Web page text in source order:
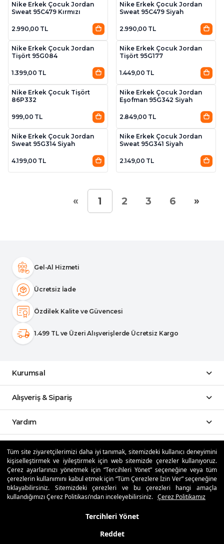
Tüm site ziyaretçilerimizi daha iyi tanımak, sitemizdeki kullanıcı deneyimini
kişiselleştirmek ve iyileştirmek için web sitemizde çerezler kullanıyoruz.
Çerez ayarlarınızı yönetmek için “Tercihleri Yönet” seçeneğine veya tüm
çerezlerin kullanımını kabul etmek için “Tüm Çerezlere İzin Ver” seçeneğine
tıklayabilirsiniz. Sitemizdeki çerezleri ve bu çerezleri hangi amaçla
kullandığımızı Çerez Politikası’ndan inceleyebilirsiniz. Çerez Politikamız
Tercihleri Yönet
Reddet
Nike Erkek Çocuk Jordan
Sweat 95C479 Kırmızı
2.990,00 TL
Nike Erkek Çocuk Jordan
Sweat 95C479 Siyah
2.990,00 TL
2
Nike Erkek Çocuk Jordan
Tişört 95G084
1.399,00 TL
Nike Erkek Çocuk Jordan
Tişört 95G177
1.449,00 TL
2
Nike Erkek Çocuk Tişört
86P332
999,00 TL
2
Nike Erkek Çocuk Jordan
Eşofman 95G342 Siyah
2.849,00 TL
2
Nike Erkek Çocuk Jordan
Sweat 95G314 Siyah
4.199,00 TL
2
Nike Erkek Çocuk Jordan
Sweat 95G341 Siyah
2.149,00 TL
« 1 2 3 6 »
Gel-Al Hizmeti
Ücretsiz İade
Özdilek Kalite ve Güvencesi
1.499 TL ve Üzeri Alışverişlerde Ücretsiz Kargo
Kurumsal
Alışveriş & Sipariş
Yardım
Mobil Uygulamalar
Özdilekteyim'de Taksit Avantajları